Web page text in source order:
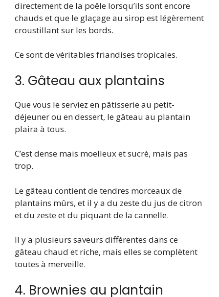
directement de la poêle lorsqu’ils sont encore
chauds et que le glaçage au sirop est légèrement
croustillant sur les bords.
Ce sont de véritables friandises tropicales.
3. Gâteau aux plantains
Que vous le serviez en pâtisserie au petit-
déjeuner ou en dessert, le gâteau au plantain
plaira à tous.
C’est dense mais moelleux et sucré, mais pas
trop.
Le gâteau contient de tendres morceaux de
plantains mûrs, et il y a du zeste du jus de citron
et du zeste et du piquant de la cannelle.
Il y a plusieurs saveurs différentes dans ce
gâteau chaud et riche, mais elles se complètent
toutes à merveille.
4. Brownies au plantain